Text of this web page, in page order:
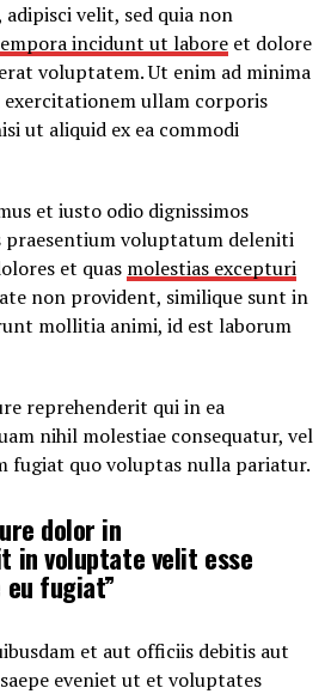
velit, sed quia non
incidunt ut labore et dolore
voluptatem. Ut enim ad minima
ullam corporis
ut aliquid ex ea commodi
et iusto odio dignissimos
praesentium voluptatum deleniti
et quas molestias excepturi
non provident, similique sunt in
mollitia animi, id est laborum
reprehenderit qui in ea
nihil molestiae consequatur, vel
fugiat quo voluptas nulla pariatur.
dolor in
in voluptate velit esse
fugiat”
et aut officiis debitis aut
eveniet ut et voluptates